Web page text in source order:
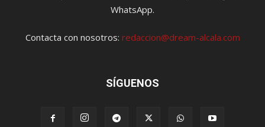
WhatsApp.
Contacta con nosotros: redaccion@dream-alcala.com
SÍGUENOS